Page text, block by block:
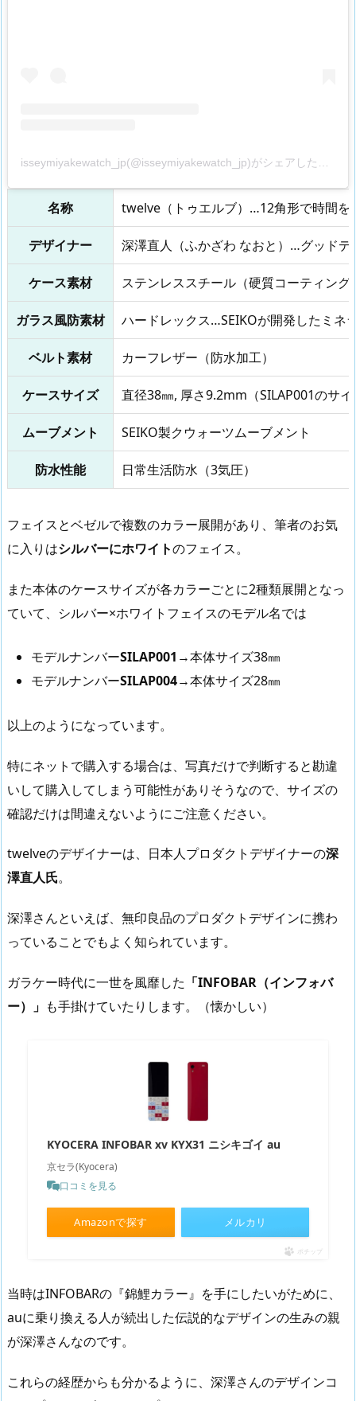
名称 twelve（トゥエルブ）…12角形で時間を
デザイナー 深澤直人（ふかざわ なおと）…グッド
ケース素材 ステンレススチール（硬質コーティング
ガラス風防素材 ハードレックス…SEIKOが開発したミネ
ベルト素材 カーフレザー（防水加工）
ケースサイズ 直径38㎜, 厚さ9.2mm（SILAP001のサ
ムーブメント SEIKO製クウォーツムーブメント
防水性能 日常生活防水（3気圧）
フェイスとベゼルで複数のカラー展開があり、筆者のお気
に入りはシルバーにホワイトのフェイス。
また本体のケースサイズが各カラーごとに2種類展開となっ
ていて、シルバー×ホワイトフェイスのモデル名では
モデルナンバーSILAP001 →本体サイズ38㎜
モデルナンバーSILAP004→本体サイズ28㎜
以上のようになっています。
特にネットで購入する場合は、写真だけで判断すると勘違
いして購入してしまう可能性がありそうなので、サイズの
確認だけは間違えないようにご注意ください。
twelveのデザイナーは、日本人プロダクトデザイナーの深
澤直人氏。
深澤さんといえば、無印良品のプロダクトデザインに携わ
っていることでもよく知られています。
ガラケー時代に一世を風靡した 「INFOBAR（インフォバ
ー）」 も手掛けていたりします。（懐かしい）
KYOCERA INFOBAR xv KYX31 ニシキゴイ au
京セラ(Kyocera)
口コミを見る
Amazonで探す メルカリ
ポチップ
当時はINFOBARの『錦鯉カラー』を手にしたいがために、
auに乗り換える人が続出した伝説的なデザインの生みの親
が深澤さんなのです。
これらの経歴からも分かるように、深澤さんのデザインコ